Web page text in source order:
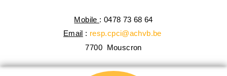
Mobile : 0478 73 68 64
Email : resp.cpci@achvb.be
7700 Mouscron